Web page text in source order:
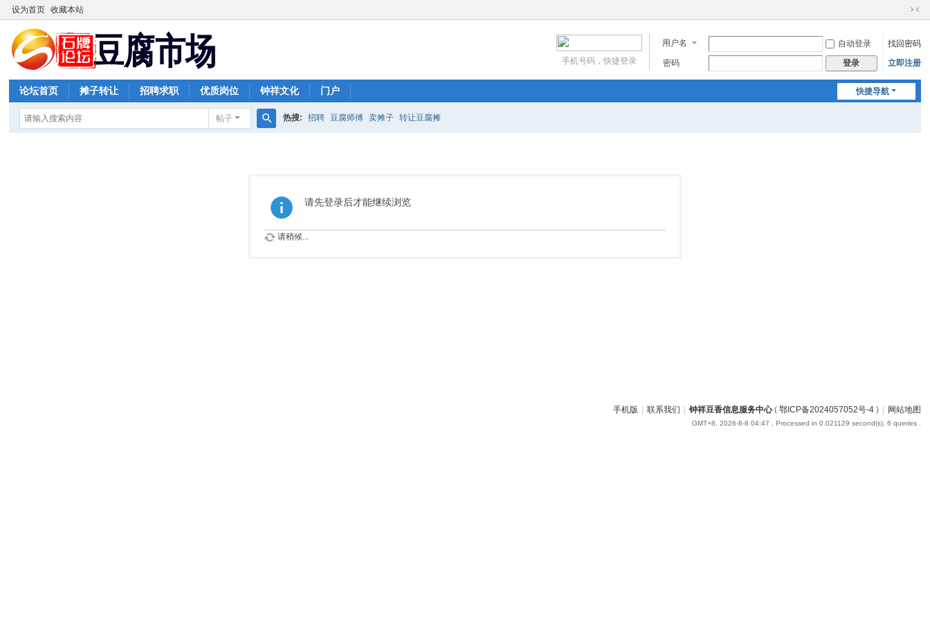
设为首页 收藏本站
切
到
窄
用户名 自动登录
找回密码
密码
登录 立即注册
手机号码，快捷登录
快捷导航
论坛首页 摊子转让 招聘求职 优质岗位 钟祥文化 门户
帖子 热搜: 招聘 豆腐师傅 卖摊子 转让豆腐摊
请先登录后才能继续浏览
请稍候...
手机版 联系我们 钟祥豆香信息服务中心( 鄂ICP备2024057052号-4) 网站地图
GMT+8, 2026-8-8 04:47 , Processed in 0.021129 second(s), 6 queries .